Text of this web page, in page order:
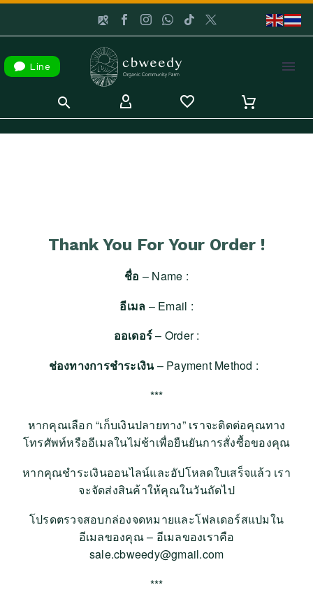
 Line
Thank You For Your Order !
ชื่อ – Name :
อีเมล – Email :
ออเดอร์– Order :
ช่องทางการชำระเงิน– Payment Method :
***
หากคุณเลือก “เก็บเงินปลายทาง” เราจะติดต่อคุณทาง
โทรศัพท์หรืออีเมลในไม่ช้าเพื่อยืนยันการสั่งซื้อของคุณ
หากคุณชำระเงินออนไลน์และอัปโหลดใบเสร็จแล้ว เรา
จะจัดส่งสินค้าให้คุณในวันถัดไป
โปรดตรวจสอบกล่องจดหมายและโฟลเดอร์สแปมใน
อีเมลของคุณ – อีเมลของเราคือ
sale.cbweedy@gmail.com
***